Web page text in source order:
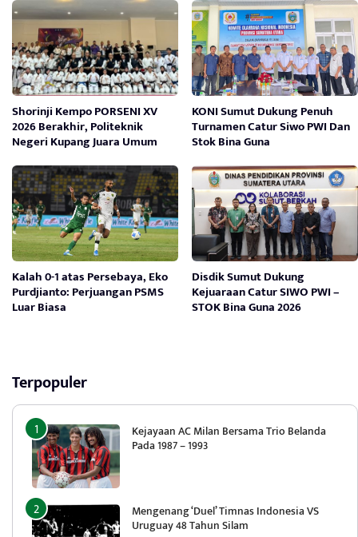
Shorinji Kempo PORSENI XV
2026 Berakhir, Politeknik
Negeri Kupang Juara Umum
KONI Sumut Dukung Penuh
Turnamen Catur Siwo PWI Dan
Stok Bina Guna
Kalah 0-1 atas Persebaya, Eko
Purdjianto: Perjuangan PSMS
Luar Biasa
Disdik Sumut Dukung
Kejuaraan Catur SIWO PWI –
STOK Bina Guna 2026
Terpopuler
Kejayaan AC Milan Bersama Trio Belanda
Pada 1987 – 1993
Mengenang ‘Duel’ Timnas Indonesia VS
Uruguay 48 Tahun Silam